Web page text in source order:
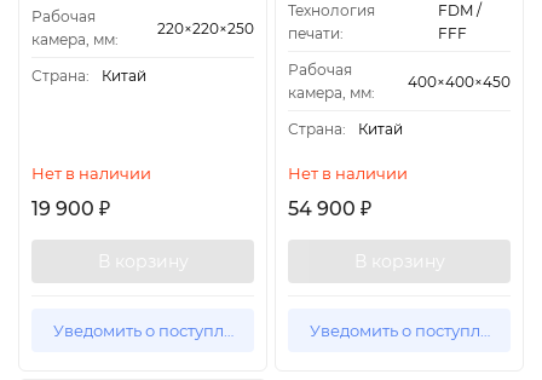
Рабочая
камера, мм:
220×220×250
Страна: Китай
Нет в наличии
19 900 ₽
В корзину
Уведомить о поступлении
Технология
печати:
FDM /
FFF
Рабочая
камера, мм:
400×400×450
Страна: Китай
Нет в наличии
54 900 ₽
В корзину
Уведомить о поступлении